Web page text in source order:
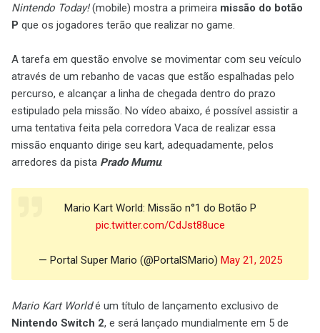
Nintendo Today!(mobile) mostra a primeira missão do botão
P que os jogadores terão que realizar no game.
A tarefa em questão envolve se movimentar com seu veículo
através de um rebanho de vacas que estão espalhadas pelo
percurso, e alcançar a linha de chegada dentro do prazo
estipulado pela missão. No vídeo abaixo, é possível assistir a
uma tentativa feita pela corredora Vaca de realizar essa
missão enquanto dirige seu kart, adequadamente, pelos
arredores da pista Prado Mumu.
Mario Kart World: Missão n°1 do Botão P
pic.twitter.com/CdJst88uce
— Portal Super Mario (@PortalSMario) May 21, 2025
Mario Kart Worldé um título de lançamento exclusivo de
Nintendo Switch 2, e será lançado mundialmente em 5 de